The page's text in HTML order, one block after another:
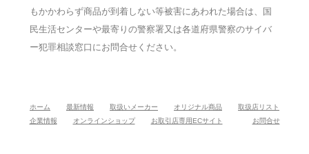
もかかわらず商品が到着しない等被害にあわれた場合は、国
民生活センターや最寄りの警察署又は各道府県警察のサイバ
ー犯罪相談窓口にお問合せください。
ホーム 最新情報 取扱いメーカー オリジナル商品
取扱店リスト
企業情報
オンラインショップ お取引店専用ECサイト お問合せ